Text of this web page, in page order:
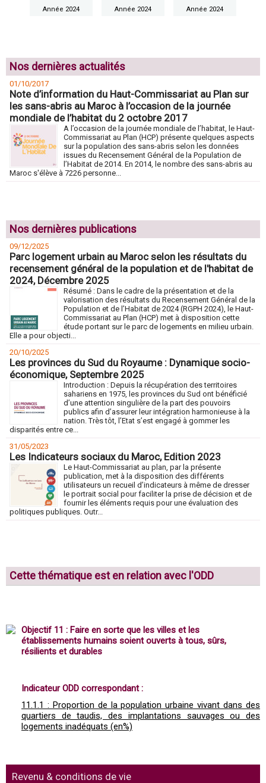
Revenu & conditions de vie
Année 2024 Année 2024 Année 2024
Nos dernières actualités
01/10/2017
Note d’information du Haut-Commissariat au Plan sur
les sans-abris au Maroc à l’occasion de la journée
mondiale de l’habitat du 2 octobre 2017
A l’occasion de la journée mondiale de l’habitat, le Haut-
Commissariat au Plan (HCP) présente quelques aspects
sur la population des sans-abris selon les données
issues du Recensement Général de la Population de
l’Habitat de 2014. En 2014, le nombre des sans-abris au
Maroc s'élève à 7226 personne...
Nos dernières publications
09/12/2025
Parc logement urbain au Maroc selon les résultats du
recensement général de la population et de l'habitat de
2024, Décembre 2025
Résumé : Dans le cadre de la présentation et de la
valorisation des résultats du Recensement Général de la
Population et de l’Habitat de 2024 (RGPH 2024), le Haut-
Commissariat au Plan (HCP) met à disposition cette
étude portant sur le parc de logements en milieu urbain.
Elle a pour objecti...
20/10/2025
Les provinces du Sud du Royaume : Dynamique socio-
économique, Septembre 2025
Introduction : Depuis la récupération des territoires
sahariens en 1975, les provinces du Sud ont bénéficié
d’une attention singulière de la part des pouvoirs
publics afin d’assurer leur intégration harmonieuse à la
nation. Très tôt, l’Etat s’est engagé à gommer les
disparités entre ce...
31/05/2023
Les Indicateurs sociaux du Maroc, Edition 2023
Le Haut-Commissariat au plan, par la présente
publication, met à la disposition des différents
utilisateurs un recueil d’indicateurs à même de dresser
le portrait social pour faciliter la prise de décision et de
fournir les éléments requis pour une évaluation des
politiques publiques. Outr...
Cette thématique est en relation avec l'ODD
Objectif 11 : Faire en sorte que les villes et les
établissements humains soient ouverts à tous, sûrs,
résilients et durables
Indicateur ODD correspondant :
11.1.1 : Proportion de la population urbaine vivant dans des
quartiers de taudis, des implantations sauvages ou des
logements inadéquats (en%)